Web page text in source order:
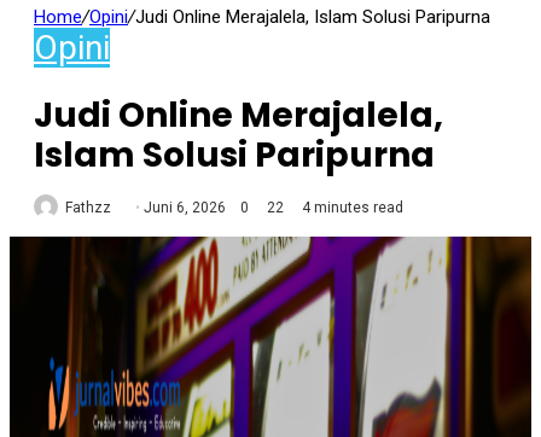
Home/Opini/Judi Online Merajalela, Islam Solusi Paripurna
Opini
Judi Online Merajalela,
Islam Solusi Paripurna
Fathzz Juni 6, 2026 0 22 4 minutes read